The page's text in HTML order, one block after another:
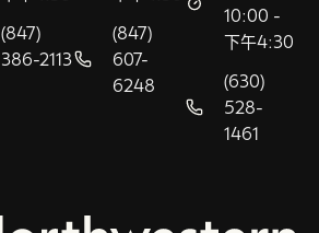
(847)
386-2113
(847)
607-
6248
10:00 -
下午4:30
(630)
528-
1461